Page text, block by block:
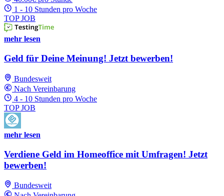
1 - 10 Stunden pro Woche
TOP JOB
mehr lesen
Geld für Deine Meinung! Jetzt bewerben!
Bundesweit
Nach Vereinbarung
4 - 10 Stunden pro Woche
TOP JOB
mehr lesen
Verdiene Geld im Homeoffice mit Umfragen! Jetzt
bewerben!
Bundesweit